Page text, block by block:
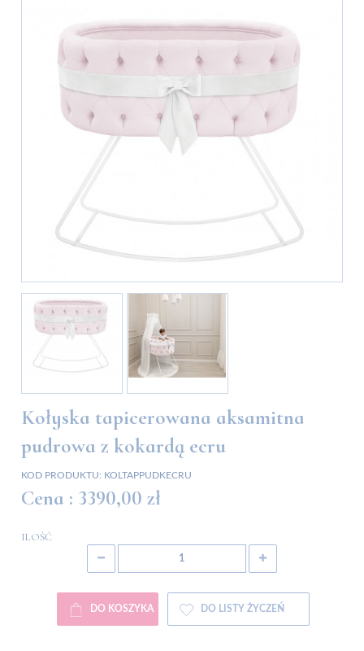
Kołyska tapicerowana aksamitna
pudrowa z kokardą ecru
KOD PRODUKTU: KOLTAPPUDKECRU
Cena : 3390,00 zł
ILOŚĆ
DO KOSZYKA DO LISTY ŻYCZEŃ